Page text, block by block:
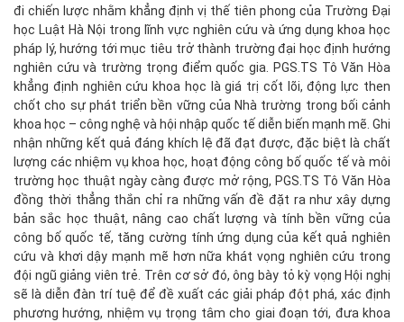
đi chiến lược nhằm khẳng định vị thế tiên phong của Trường Đại
học Luật Hà Nội trong lĩnh vực nghiên cứu và ứng dụng khoa học
pháp lý, hướng tới mục tiêu trở thành trường đại học định hướng
nghiên cứu và trường trọng điểm quốc gia. PGS.TS Tô Văn Hòa
khẳng định nghiên cứu khoa học là giá trị cốt lõi, động lực then
chốt cho sự phát triển bền vững của Nhà trường trong bối cảnh
khoa học – công nghệ và hội nhập quốc tế diễn biến mạnh mẽ. Ghi
nhận những kết quả đáng khích lệ đã đạt được, đặc biệt là chất
lượng các nhiệm vụ khoa học, hoạt động công bố quốc tế và môi
trường học thuật ngày càng được mở rộng, PGS.TS Tô Văn Hòa
đồng thời thẳng thắn chỉ ra những vấn đề đặt ra như xây dựng
bản sắc học thuật, nâng cao chất lượng và tính bền vững của
công bố quốc tế, tăng cường tính ứng dụng của kết quả nghiên
cứu và khơi dậy mạnh mẽ hơn nữa khát vọng nghiên cứu trong
đội ngũ giảng viên trẻ. Trên cơ sở đó, ông bày tỏ kỳ vọng Hội nghị
sẽ là diễn đàn trí tuệ để đề xuất các giải pháp đột phá, xác định
phương hướng, nhiệm vụ trọng tâm cho giai đoạn tới, đưa khoa